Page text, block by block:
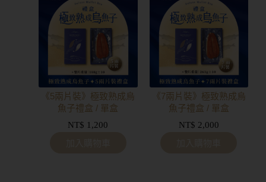
《5兩片裝》極致熟成烏
魚子禮盒 / 單盒
NT$ 1,200
《7兩片裝》極致熟成烏
魚子禮盒 / 單盒
NT$ 2,000